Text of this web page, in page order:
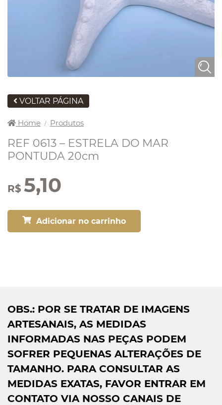
VOLTAR PÁGINA
Home / Produtos
REF 0613 – ESTRELA DO MAR
PONTUDA 20cm
R$ 5,10
Adicionar no carrinho
OBS.: POR SE TRATAR DE IMAGENS
ARTESANAIS, AS MEDIDAS
INFORMADAS NAS PEÇAS PODEM
SOFRER PEQUENAS ALTERAÇÕES DE
TAMANHO. PARA CONSULTAR AS
MEDIDAS EXATAS, FAVOR ENTRAR EM
CONTATO VIA NOSSO CANAIS DE